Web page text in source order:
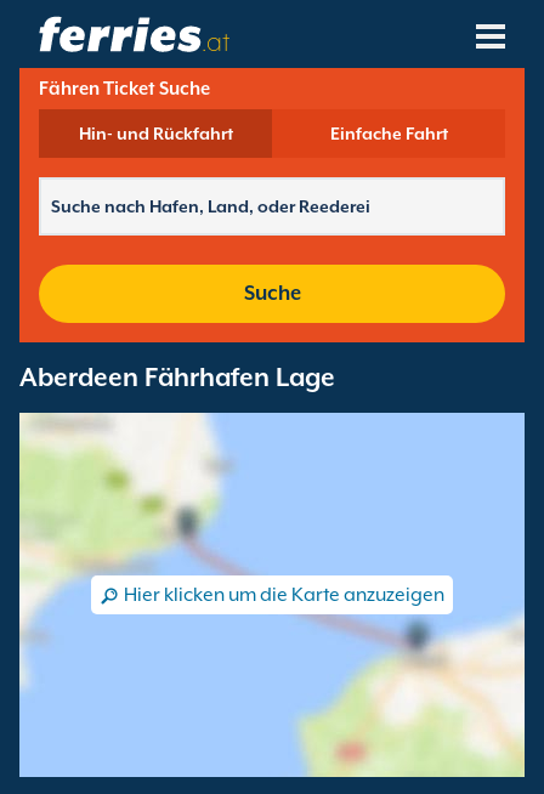
.at
Reedereien
Fährziele
Fährhäfen
Fähren Ticket Suche
Hin- und Rückfahrt Einfache Fahrt
Suche
Aberdeen Fährhafen Lage
Hier klicken um die Karte anzuzeigen